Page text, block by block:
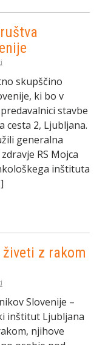
skupščino
ki bo v
stavbe
cesta 2, Ljubljana.
generalna
RS Mojca
inštituta
živeti z rakom
Slovenije –
inštitut Ljubljana
njihove